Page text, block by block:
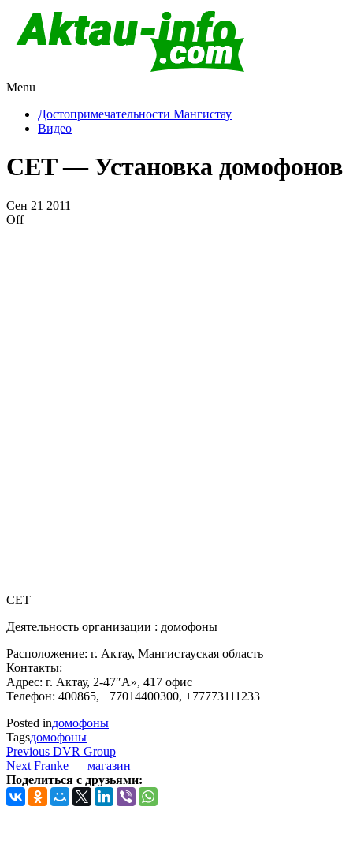
Казахстан
Menu
Достопримечательности Мангистау
Видео
CET — Установка домофонов
Сен 21 2011
Off
CET
Деятельность организации : домофоны
Расположение: г. Актау, Мангистауская область
Контакты:
Адрес: г. Актау, 2-47″А», 417 офис
Телефон: 400865, +77014400300, +77773111233
Posted inдомофоны
Tagsдомофоны
Навигация
по
записям
Previous
Post
Previous DVR Group
Next
Post
Next Franke — магазин
Поделиться с друзьями: